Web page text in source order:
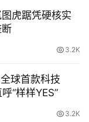
的V9数码马达的
达转速快 8 倍，
含有一个轴流式
可推动 13 升的
虎踞凭硬核实
3.2K
球首款科技
“样样YES”
3.2K